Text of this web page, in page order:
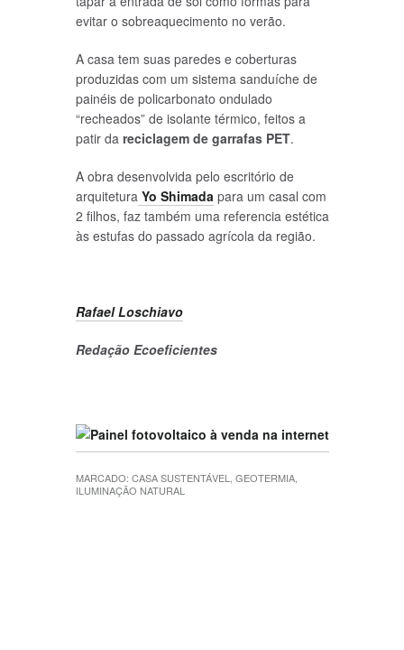
evitar o sobreaquecimento no verão.
A casa tem suas paredes e coberturas
produzidas com um sistema sanduíche de
painéis de policarbonato ondulado
“recheados” de isolante térmico, feitos a
patir da reciclagem de garrafas PET.
A obra desenvolvida pelo escritório de
arquiteturaYo Shimadapara um casal com
2 filhos, faz também uma referencia estética
às estufas do passado agrícola da região.
Rafael Loschiavo
Redação Ecoeficientes
MARCADO: CASA SUSTENTÁVEL, GEOTERMIA,
ILUMINAÇÃO NATURAL